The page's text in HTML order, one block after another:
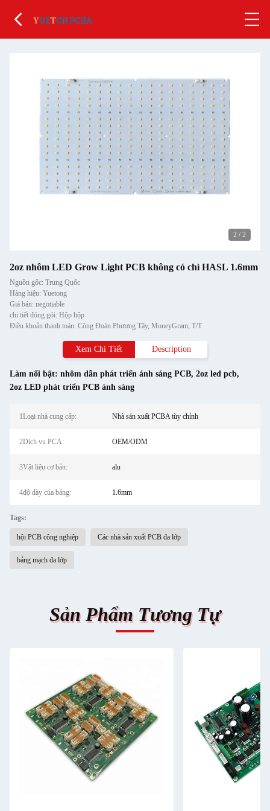
1 / 2
2oz nhôm LED Grow Light PCB không có chì HASL 1.6mm
Nguồn gốc: Trung Quốc
Hàng hiệu: Yuetong
Giá bán: negotiable
chi tiết đóng gói: Hộp hộp
Điều khoản thanh toán: Công Đoàn Phương Tây, MoneyGram, T/T
Xem Chi Tiết Description
Làm nổi bật: nhôm dẫn phát triển ánh sáng PCB, 2oz led pcb,
2oz LED phát triển PCB ánh sáng
1Loại nhà cung cấp: Nhà sản xuất PCBA tùy chỉnh
2Dịch vụ PCA: OEM/ODM
3Vật liệu cơ bản: alu
4độ dày của bảng: 1.6mm
Tags:
hội PCB công nghiệp Các nhà sản xuất PCB đa lớp
bảng mạch đa lớp
Sản Phẩm Tương Tự